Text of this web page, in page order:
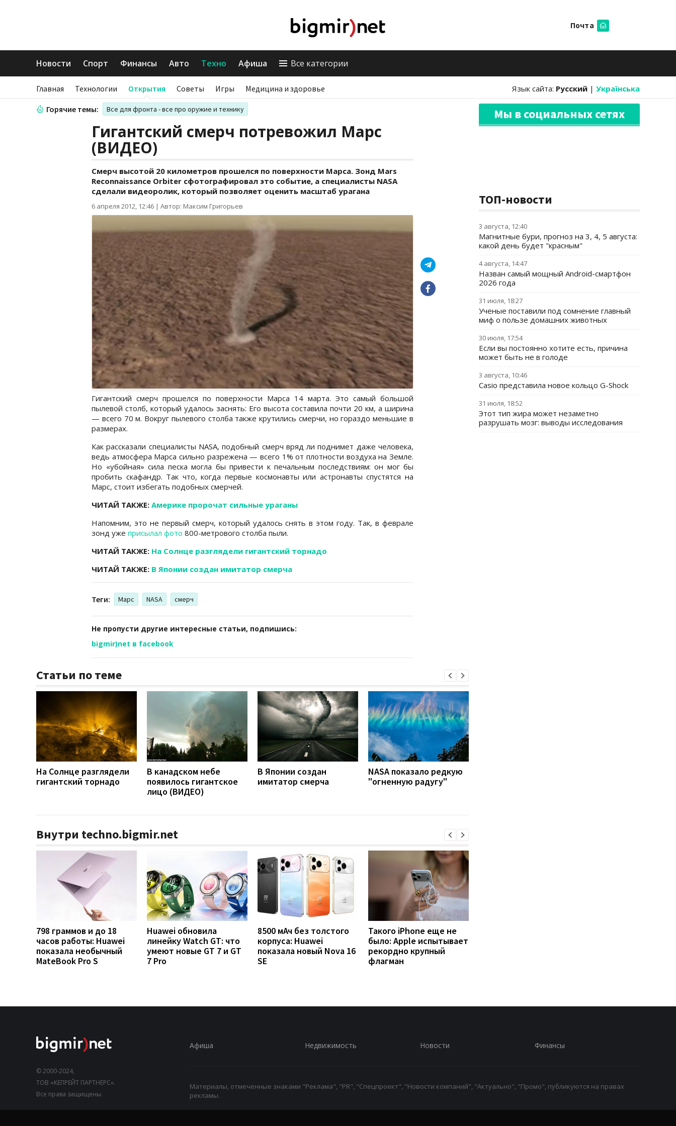
Почта
Новости Спорт Финансы Авто Техно Афиша Все категории
Главная Технологии Открытия Советы Игры Медицина и здоровье Язык сайта: Русский | Українська
Горячие темы: Все для фронта - все про оружие и технику
Гигантский смерч потревожил Марс
(ВИДЕО)
Смерч высотой 20 километров прошелся по поверхности Марса. Зонд Mars
Reconnaissance Orbiter сфотографировал это событие, а специалисты NASA
сделали видеоролик, который позволяет оценить масштаб урагана
6 апреля 2012, 12:46 | Автор: Максим Григорьев
Гигантский смерч прошелся по поверхности Марса 14 марта. Это самый большой
пылевой столб, который удалось заснять: Его высота составила почти 20 км, а ширина
— всего 70 м. Вокруг пылевого столба также крутились смерчи, но гораздо меньшие в
размерах.
Как рассказали специалисты NASA, подобный смерч вряд ли поднимет даже человека,
ведь атмосфера Марса сильно разрежена — всего 1% от плотности воздуха на Земле.
Но «убойная» сила песка могла бы привести к печальным последствиям: он мог бы
пробить скафандр. Так что, когда первые космонавты или астронавты спустятся на
Марс, стоит избегать подобных смерчей.
ЧИТАЙ ТАКЖЕ: Америке пророчат сильные ураганы
Напомним, это не первый смерч, который удалось снять в этом году. Так, в феврале
зонд уже присылал фото 800-метрового столба пыли.
ЧИТАЙ ТАКЖЕ: На Солнце разглядели гигантский торнадо
ЧИТАЙ ТАКЖЕ: В Японии создан имитатор смерча
Теги: Марс NASA смерч
Не пропусти другие интересные статьи, подпишись:
bigmir)net в facebook
Статьи по теме
На Солнце разглядели
гигантский торнадо
В канадском небе
появилось гигантское
лицо (ВИДЕО)
В Японии создан
имитатор смерча
NASA показало редкую
"огненную радугу"
Внутри techno.bigmir.net
798 граммов и до 18
часов работы: Huawei
показала необычный
MateBook Pro S
Huawei обновила
линейку Watch GT: что
умеют новые GT 7 и GT
7 Pro
8500 мАч без толстого
корпуса: Huawei
показала новый Nova 16
SE
Такого iPhone еще не
было: Apple испытывает
рекордно крупный
флагман
Мы в социальных сетях
ТОП-новости
3 августа, 12:40
Магнитные бури, прогноз на 3, 4, 5 августа:
какой день будет "красным"
4 августа, 14:47
Назван самый мощный Android-смартфон
2026 года
31 июля, 18:27
Ученые поставили под сомнение главный
миф о пользе домашних животных
30 июля, 17:54
Если вы постоянно хотите есть, причина
может быть не в голоде
3 августа, 10:46
Casio представила новое кольцо G-Shock
31 июля, 18:52
Этот тип жира может незаметно
разрушать мозг: выводы исследования
© 2000-2024,
ТОВ «КЕПРЕЙТ ПАРТНЕРС».
Все права защищены.
Афиша Недвижимость Новости Финансы
Материалы, отмеченные знаками "Реклама", "PR", "Спецпроект", "Новости компаний", "Актуально", "Промо", публикуются на правах
рекламы.